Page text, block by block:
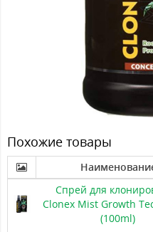
Похожие товары
Спрей для
Clonex Mist Growth
(100ml)